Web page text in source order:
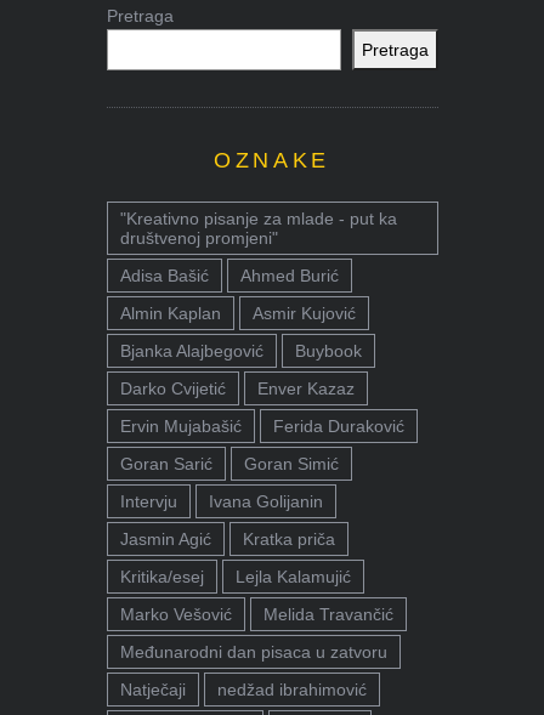
Pretraga
Pretraga
OZNAKE
"Kreativno pisanje za mlade - put ka
društvenoj promjeni"
Adisa Bašić
Ahmed Burić
Almin Kaplan
Asmir Kujović
Bjanka Alajbegović
Buybook
Darko Cvijetić
Enver Kazaz
Ervin Mujabašić
Ferida Duraković
Goran Sarić
Goran Simić
Intervju
Ivana Golijanin
Jasmin Agić
Kratka priča
Kritika/esej
Lejla Kalamujić
Marko Vešović
Melida Travančić
Međunarodni dan pisaca u zatvoru
Natječaji
nedžad ibrahimović